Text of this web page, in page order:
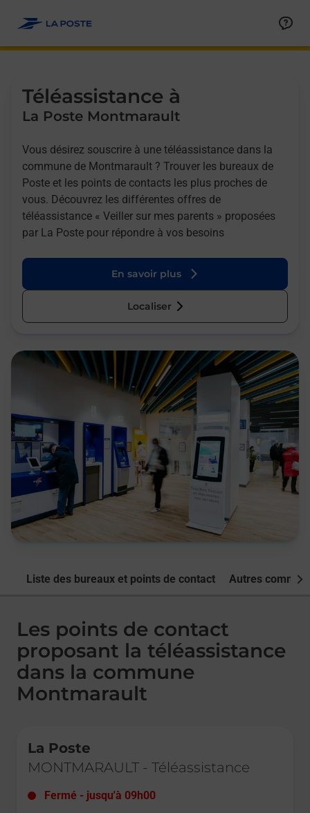
Téléassistance à
La Poste Montmarault
Vous désirez souscrire à une téléassistance dans la
commune de Montmarault ? Trouver les bureaux de
Poste et les points de contacts les plus proches de
vous. Découvrez les différentes offres de
téléassistance « Veiller sur mes parents » proposées
par La Poste pour répondre à vos besoins
En savoir plus
Localiser
Liste des bureaux et points de contact Autres
Les points de contact
proposant la téléassistance
dans la commune
Montmarault
La Poste
MONTMARAULT - Téléassistance
Fermé - jusqu'à 09h00